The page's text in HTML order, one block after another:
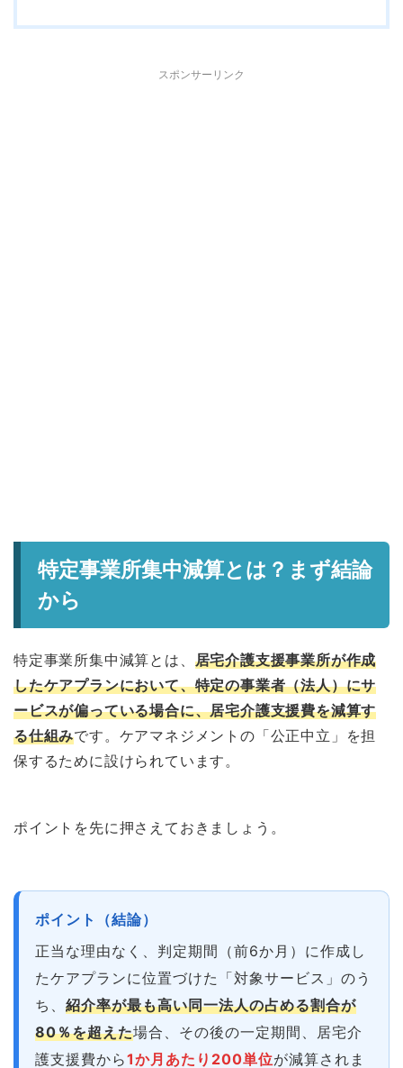
スポンサーリンク
特定事業所集中減算とは？まず結論
から
特定事業所集中減算とは、 居宅介護支援事業所が作成
したケアプランにおいて、特定の事業者（法人）にサ
ービスが偏っている場合に、居宅介護支援費を減算す
る仕組みです。ケアマネジメントの「公正中立」を担
保するために設けられています。
ポイントを先に押さえておきましょう。
ポイント（結論）
正当な理由なく、判定期間（前6か月）に作成し
たケアプランに位置づけた「対象サービス」のう
ち、 紹介率が最も高い同一法人の占める割合が
80％を超えた場合、その後の一定期間、居宅介
護支援費から1か月あたり200単位が減算されま